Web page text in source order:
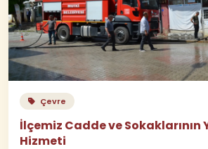
Çevre
İlçemiz Cadde ve Sokaklarının
Hizmeti